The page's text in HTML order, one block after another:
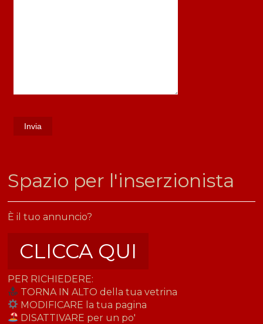
​Spazio per l'inserzionista
È il tuo annuncio?
CLICCA QUI
PER RICHIEDERE:
TORNA IN ALTO della tua vetrina
MODIFICARE la tua pagina
DISATTIVARE per un po'